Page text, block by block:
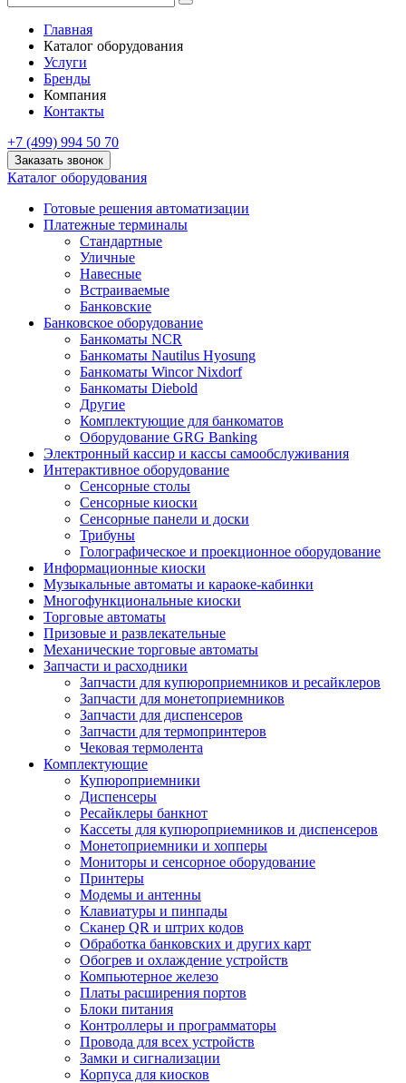
Главная
Каталог оборудования
Услуги
Бренды
Компания
Контакты
+7 (499) 994 50 70
Заказать звонок
Каталог оборудования
Готовые решения автоматизации
Платежные терминалы
Стандартные
Уличные
Навесные
Встраиваемые
Банковские
Банковское оборудование
Банкоматы NCR
Банкоматы Nautilus Hyosung
Банкоматы Wincor Nixdorf
Банкоматы Diebold
Другие
Комплектующие для банкоматов
Оборудование GRG Banking
Электронный кассир и кассы самообслуживания
Интерактивное оборудование
Сенсорные столы
Сенсорные киоски
Сенсорные панели и доски
Трибуны
Голографическое и проекционное оборудование
Информационные киоски
Музыкальные автоматы и караоке-кабинки
Многофункциональные киоски
Торговые автоматы
Призовые и развлекательные
Механические торговые автоматы
Запчасти и расходники
Запчасти для купюроприемников и ресайклеров
Запчасти для монетоприемников
Запчасти для диспенсеров
Запчасти для термопринтеров
Чековая термолента
Комплектующие
Купюроприемники
Диспенсеры
Ресайклеры банкнот
Кассеты для купюроприемников и диспенсеров
Монетоприемники и хопперы
Мониторы и сенсорное оборудование
Принтеры
Модемы и антенны
Клавиатуры и пинпады
Сканер QR и штрих кодов
Обработка банковских и других карт
Обогрев и охлаждение устройств
Компьютерное железо
Платы расширения портов
Блоки питания
Контроллеры и программаторы
Провода для всех устройств
Замки и сигнализации
Корпуса для киосков